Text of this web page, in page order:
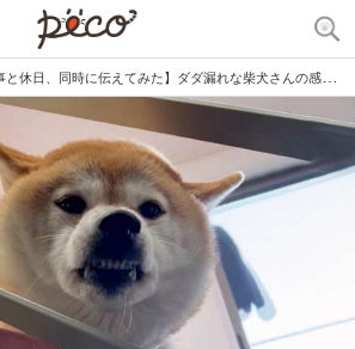
休日、同時に伝えてみた】ダダ漏れな柴犬さんの感情。その表情はまるでジェットコースター！